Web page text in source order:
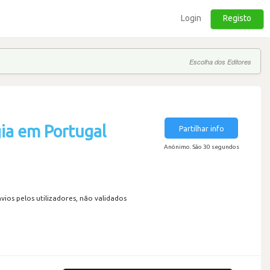
Login Registo
Escolha dos Editores
em Portugal
pelos utilizadores, não validados
Partilhar info
Anónimo. São 30 segundos